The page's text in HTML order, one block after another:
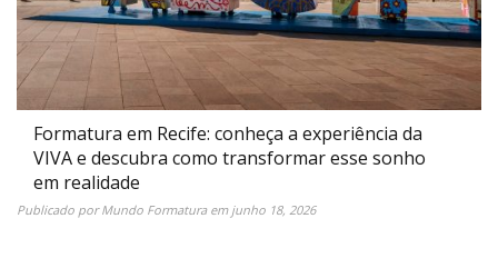
Formatura em Recife: conheça a experiência da
VIVA e descubra como transformar esse sonho
em realidade
Publicado porMundo Formaturaem junho 18, 2026